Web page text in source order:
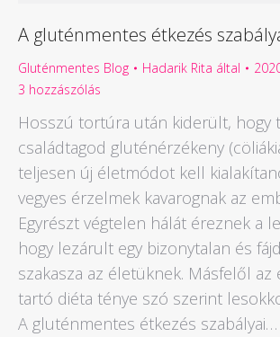
A gluténmentes étkezés
Gluténmentes Blog Hadarik Rita által
3 hozzászólás
Hosszú tortúra után kiderült, hogy
családtagod gluténérzékeny
teljesen új életmódot kell
vegyes érzelmek kavarognak az
Egyrészt végtelen hálát éreznek a
hogy lezárult egy bizonytalan és
szakasza az életüknek. Másfelől az
tartó diéta ténye szó szerint
A gluténmentes étkezés szabályai…